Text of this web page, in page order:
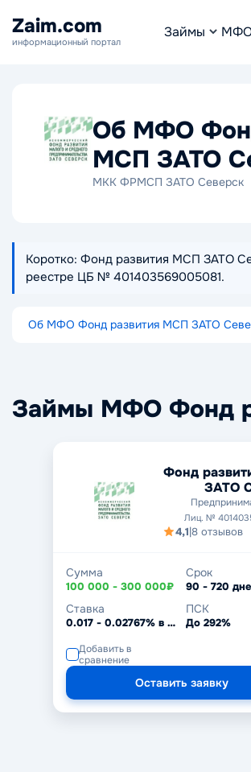
Zaim.com
информационный портал
Займы
Об МФО
МСП ЗАТО
МКК ФРМСП ЗАТО Северск
Коротко: Фонд развития МСП ЗАТО
реестре ЦБ № 401403569005081.
Об МФО Фонд развития МСП ЗАТО
Займы МФО Фонд
Фонд
ЗАТО
Лиц. №
4,1|8 отзывов
Сумма
100 000 - 300 000₽
Срок
90 - 720
Ставка
0.017 - 0.02767% в день
ПСК
До 292%
Добавить в
сравнение
Оставить заявку